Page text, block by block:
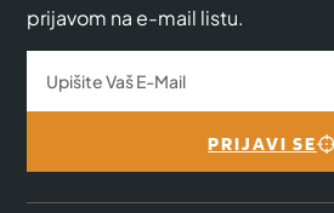
prijavom na e-mail listu.
PRIJAVI SE